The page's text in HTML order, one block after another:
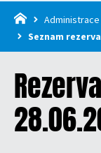
Seznam